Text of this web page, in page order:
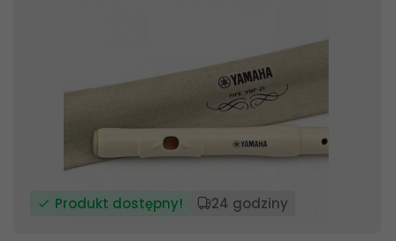
Produkt dostępny! 24 godziny